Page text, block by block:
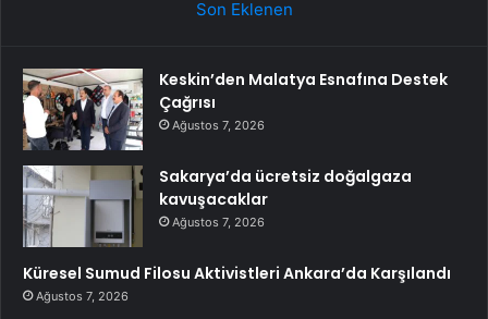
Son Eklenen
Keskin’den Malatya Esnafına Destek
Çağrısı
Ağustos 7, 2026
Sakarya’da ücretsiz doğalgaza
kavuşacaklar
Ağustos 7, 2026
Küresel Sumud Filosu Aktivistleri Ankara’da Karşılandı
Ağustos 7, 2026